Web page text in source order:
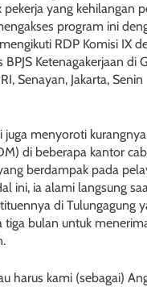
yang kehilangan
program ini
RDP Komisi IX
Ketenagakerjaan di
Senayan, Jakarta, Senin
juga menyoroti
di beberapa kantor
berdampak pada
ini, ia alami langsung
di Tulungagung
tiga bulan untuk
harus kami (sebagai)